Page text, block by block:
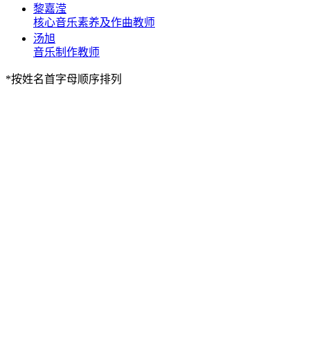
黎嘉滢
核心音乐素养及作曲教师
汤旭
音乐制作教师
*按姓名首字母顺序排列